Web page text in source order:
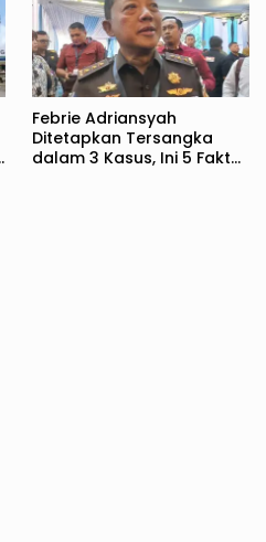
Febrie Adriansyah
Ditetapkan Tersangka
dalam 3 Kasus, Ini 5 Fakta